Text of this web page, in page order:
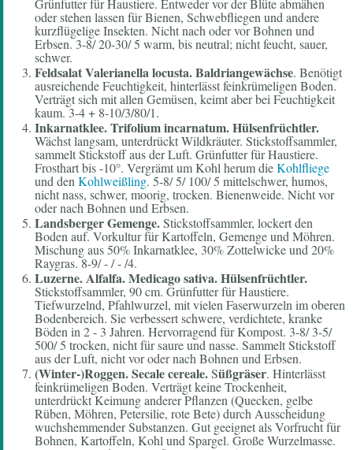
Grünfutter für Haustiere. Entweder vor der Blüte abmähen
oder stehen lassen für Bienen, Schwebfliegen und andere
kurzflügelige Insekten. Nicht nach oder vor Bohnen und
Erbsen. 3-8/ 20-30/ 5 warm, bis neutral; nicht feucht, sauer,
schwer.
Feldsalat Valerianella locusta.Baldriangewächse. Benötigt
ausreichende Feuchtigkeit, hinterlässt feinkrümeligen Boden.
Verträgt sich mit allen Gemüsen, keimt aber bei Feuchtigkeit
kaum. 3-4 + 8-10/3/80/1.
Inkarnatklee.Trifolium incarnatum. Hülsenfrüchtler.
Wächst langsam, unterdrückt Wildkräuter. Stickstoffsammler,
sammelt Stickstoff aus der Luft. Grünfutter für Haustiere.
Frosthart bis -10°. Vergrämt um Kohl herum dieKohlfliege
und den Kohlweißling. 5-8/ 5/ 100/ 5 mittelschwer, humos,
nicht nass, schwer, moorig, trocken. Bienenweide. Nicht vor
oder nach Bohnen und Erbsen.
LandsbergerGemenge.Stickstoffsammler, lockert den
Boden auf. Vorkultur für Kartoffeln, Gemenge und Möhren.
Mischung aus 50% Inkarnatklee, 30% Zottelwicke und 20%
Raygras. 8-9/ - / - /4.
Luzerne.Alfalfa. Medicago sativa. Hülsenfrüchtler.
Stickstoffsammler, 90 cm. Grünfutter für Haustiere.
Tiefwurzelnd, Pfahlwurzel, mit vielen Faserwurzeln im oberen
Bodenbereich. Sie verbessert schwere, verdichtete, kranke
Böden in 2 - 3 Jahren. Hervorragend für Kompost. 3-8/ 3-5/
500/ 5 trocken, nicht für saure und nasse. Sammelt Stickstoff
aus der Luft, nicht vor oder nach Bohnen und Erbsen.
(Winter-)Roggen.Secale cereale.Süßgräser. Hinterlässt
feinkrümeligen Boden. Verträgt keine Trockenheit,
unterdrückt Keimung anderer Pflanzen (Quecken, gelbe
Rüben, Möhren, Petersilie, rote Bete) durch Ausscheidung
wuchshemmender Substanzen. Gut geeignet als Vorfrucht für
Bohnen, Kartoffeln, Kohl und Spargel. Große Wurzelmasse.